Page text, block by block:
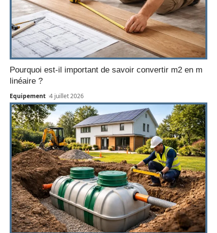
Pourquoi est-il important de savoir convertir m2 en m
linéaire ?
Equipement 4 juillet 2026